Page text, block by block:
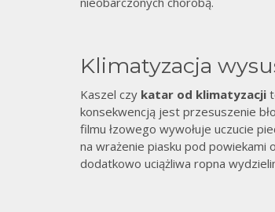
Klimatyzacja
Kaszel czy katar od klimatyzacji
konsekwencją jest przesuszenie
filmu łzowego wywołuje uczucie
na wrażenie piasku pod
dodatkowo uciążliwa ropna